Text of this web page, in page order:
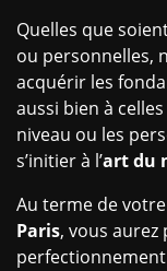
Quelles que
ou personnelles,
acquérir les
aussi bien à
niveau ou les
s’initier à l’art du
Au terme de votre
Paris, vous